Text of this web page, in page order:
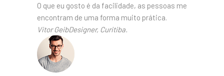
O que eu gosto é da facilidade, as pessoas me
encontram de uma forma muito prática.
Vitor GeibDesigner, Curitiba.